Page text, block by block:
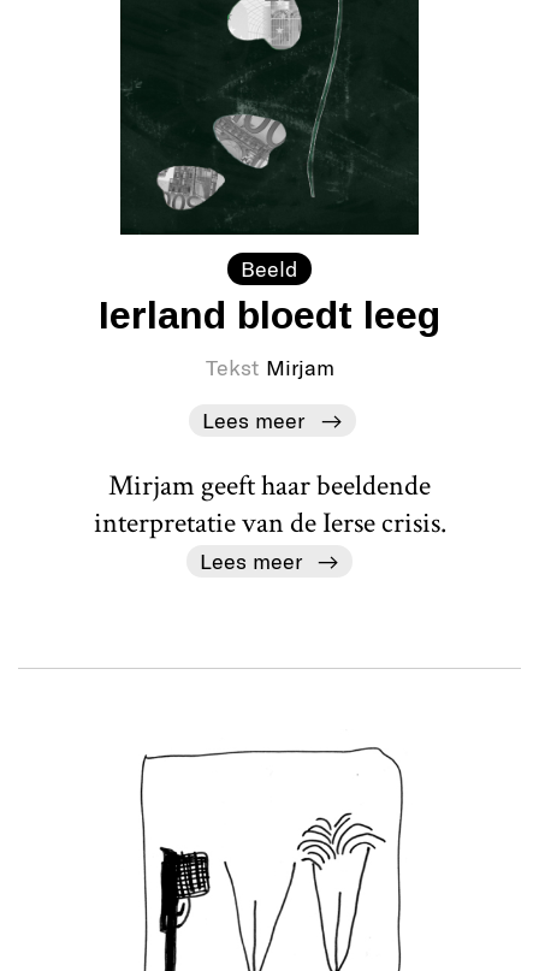
Beeld
Ierland bloedt leeg
Tekst Mirjam
Lees meer
Mirjam geeft haar beeldende
interpretatie van de Ierse crisis.
Lees meer